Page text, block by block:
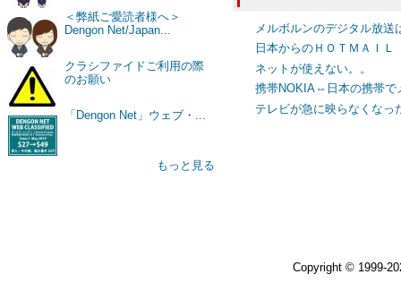
＜弊紙ご愛読者様へ＞
Dengon Net/Japan...
クラシファイドご利用の際
のお願い
「Dengon Net」ウェブ・...
もっと見る
メルボルンのデジタル放送
日本からのＨＯＴＭＡＩＬ
ネットが使えない。。
携帯NOKIA⇔日本の携帯で
テレビが急に映らなくなっ
Copyright © 1999-